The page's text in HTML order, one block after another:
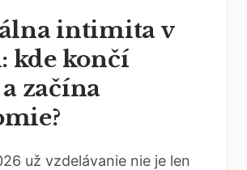
intimita v
kde končí
začína
už vzdelávanie nie je len